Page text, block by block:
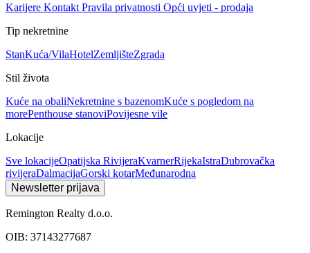
Karijere Kontakt Pravila privatnosti Opći uvjeti - prodaja
Tip nekretnine
StanKuća/VilaHotelZemljišteZgrada
Stil života
Kuće na obaliNekretnine s bazenomKuće s pogledom na
morePenthouse stanoviPovijesne vile
Lokacije
Sve lokacijeOpatijska RivijeraKvarnerRijekaIstraDubrovačka
rivijeraDalmacijaGorski kotarMeđunarodna
Newsletter prijava
Remington Realty d.o.o.
OIB: 37143277687